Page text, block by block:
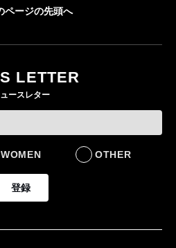
ページの先頭へ
LETTER
ースレター
WOMEN OTHER
登録